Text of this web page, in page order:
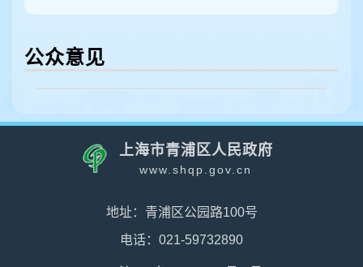
公众意见
上海市青浦区人民政府
www.shqp.gov.cn
地址：青浦区公园路100号
电话：021-59732890